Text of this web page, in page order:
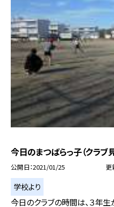
今日のまつばらっ子（クラブ
公開日 2021/01/25 更
学校より
今日のクラブの時間は、３年